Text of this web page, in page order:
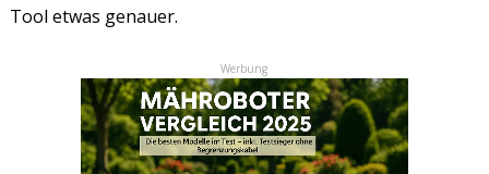
Tool etwas genauer.
Werbung